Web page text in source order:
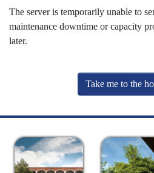
The server is temporarily unable to
maintenance downtime or capacity
later.
Take me to the